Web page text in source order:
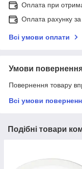
Оплата при
Оплата рахунку за
Всі умови оплати
Умови
Повернення товару
Всі умови
Подібні товари